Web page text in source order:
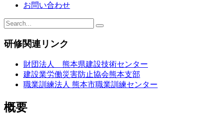
お問い合わせ
研修関連リンク
財団法人 熊本県建設技術センター
建設業労働災害防止協会熊本支部
職業訓練法人 熊本市職業訓練センター
概要